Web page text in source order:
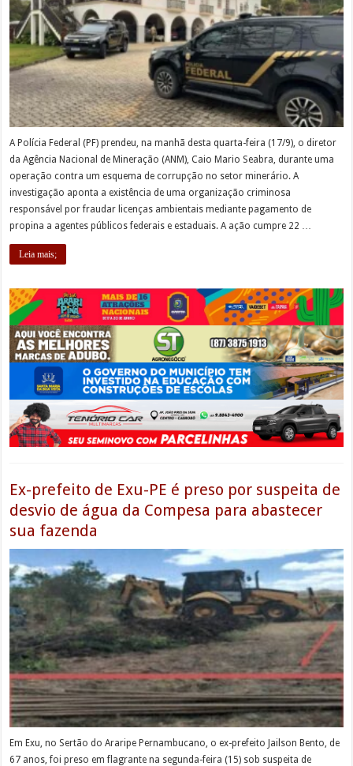
A Polícia Federal (PF) prendeu, na manhã desta quarta-feira (17/9), o diretor
da Agência Nacional de Mineração (ANM), Caio Mario Seabra, durante uma
operação contra um esquema de corrupção no setor minerário. A
investigação aponta a existência de uma organização criminosa
responsável por fraudar licenças ambientais mediante pagamento de
propina a agentes públicos federais e estaduais. A ação cumpre 22 …
Leia mais;
Ex-prefeito de Exu-PE é preso por suspeita de
desvio de água da Compesa para abastecer
sua fazenda
Em Exu, no Sertão do Araripe Pernambucano, o ex-prefeito Jailson Bento, de
67 anos, foi preso em flagrante na segunda-feira (15) sob suspeita de